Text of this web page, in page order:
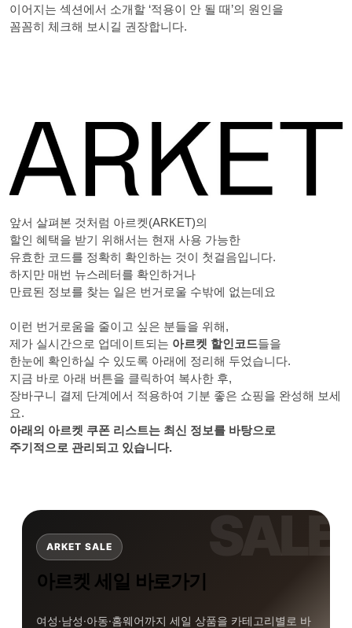
이어지는 섹션에서 소개할 ‘적용이 안 될 때’의 원인을
꼼꼼히 체크해 보시길 권장합니다.
앞서 살펴본 것처럼 아르켓(ARKET)의
할인 혜택을 받기 위해서는 현재 사용 가능한
유효한 코드를 정확히 확인하는 것이 첫걸음입니다.
하지만 매번 뉴스레터를 확인하거나
만료된 정보를 찾는 일은 번거로울 수밖에 없는데요
이런 번거로움을 줄이고 싶은 분들을 위해,
제가 실시간으로 업데이트되는 아르켓 할인코드들을
한눈에 확인하실 수 있도록 아래에 정리해 두었습니다.
지금 바로 아래 버튼을 클릭하여 복사한 후,
장바구니 결제 단계에서 적용하여 기분 좋은 쇼핑을 완성해 보세
요.
아래의 아르켓 쿠폰 리스트는 최신 정보를 바탕으로
주기적으로 관리되고 있습니다.
ARKET SALE
아르켓 세일 바로가기
여성·남성·아동·홈웨어까지 세일 상품을 카테고리별로 바